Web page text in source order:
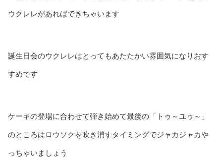
ウクレレがあればできちゃいます
誕生日会のウクレレはとってもあたたかい雰囲気になりおす
すめです
ケーキの登場に合わせて弾き始めて最後の「トゥ～ユゥ～」
のところはロウソクを吹き消すタイミングでジャカジャカや
っちゃいましょう